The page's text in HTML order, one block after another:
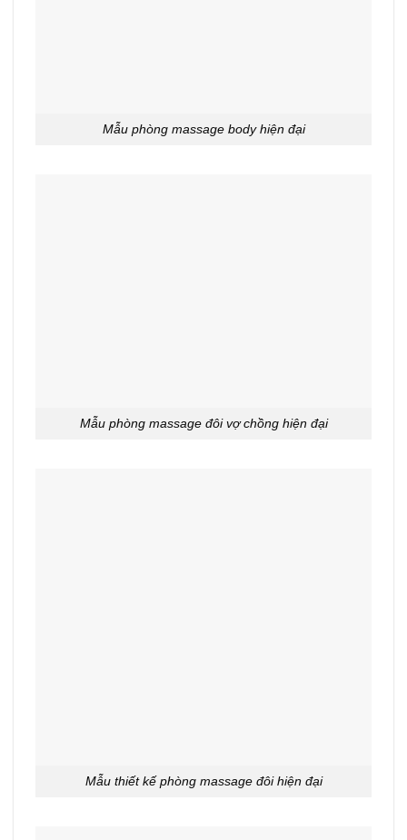
Mẫu phòng massage body hiện đại
Mẫu phòng massage đôi vợ chồng hiện đại
Mẫu thiết kế phòng massage đôi hiện đại